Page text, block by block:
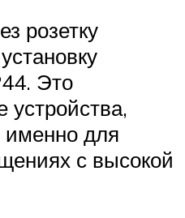
розетку
Это
именно для
с высокой